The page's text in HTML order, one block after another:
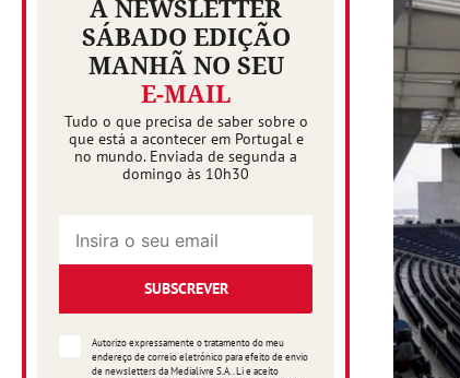
A NEWSLETTER
SÁBADO EDIÇÃO
MANHÃ NO SEU
E-MAIL
Tudo o que precisa de saber sobre o
que está a acontecer em Portugal e
no mundo. Enviada de segunda a
domingo às 10h30
SUBSCREVER
Autorizo expressamente o tratamento do meu
endereço de correio eletrónico para efeito de envio
de newsletters da Medialivre S.A.. Li e aceito